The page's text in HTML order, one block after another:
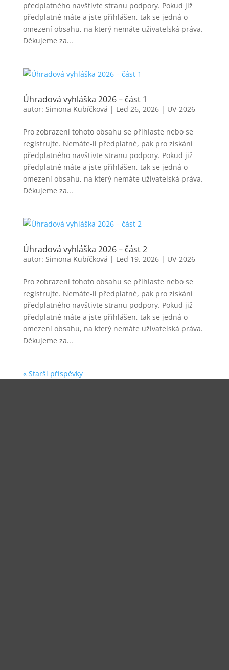
předplatného navštivte stranu podpory. Pokud již
předplatné máte a jste přihlášen, tak se jedná o
omezení obsahu, na který nemáte uživatelská práva.
Děkujeme za...
Úhradová vyhláška 2026 – část 1
autor: Simona Kubíčková | Led 26, 2026| UV-2026
Pro zobrazení tohoto obsahu se přihlaste nebo se
registrujte. Nemáte-li předplatné, pak pro získání
předplatného navštivte stranu podpory. Pokud již
předplatné máte a jste přihlášen, tak se jedná o
omezení obsahu, na který nemáte uživatelská práva.
Děkujeme za...
Úhradová vyhláška 2026 – část 2
autor: Simona Kubíčková | Led 19, 2026| UV-2026
Pro zobrazení tohoto obsahu se přihlaste nebo se
registrujte. Nemáte-li předplatné, pak pro získání
předplatného navštivte stranu podpory. Pokud již
předplatné máte a jste přihlášen, tak se jedná o
omezení obsahu, na který nemáte uživatelská práva.
Děkujeme za...
« Starší příspěvky